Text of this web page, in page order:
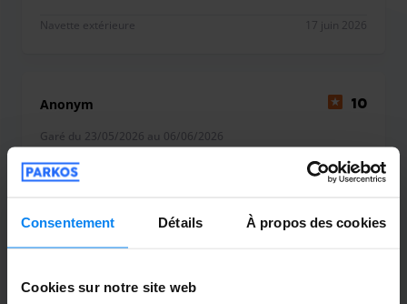
Consentement Détails À propos des cookies
Cookies sur notre site web
Navette extérieure 17 juin 2026
Anonym 10
Garé du 23/05/2026 au 06/06/2026